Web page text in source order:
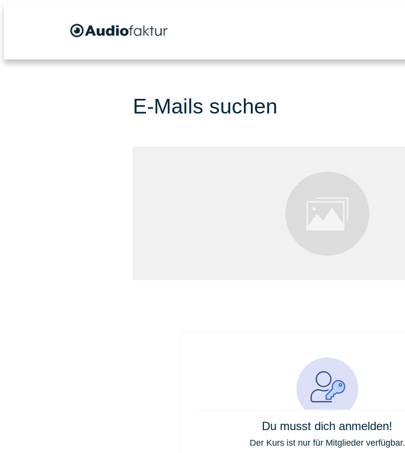
E-Mails suchen
Du musst dich anmelden!
Der Kurs ist nur für Mitglieder verfügbar.